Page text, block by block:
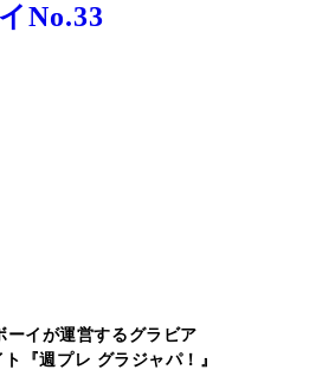
No.33
ーイが運営するグラビア
『週プレ グラジャパ！』